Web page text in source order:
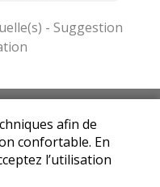
Générales de
personnelles
Loire - Tous
afin de
confortable. En
l’utilisation